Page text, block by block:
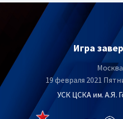
Игра
Москва
19 февраля 2021
УСК ЦСКА им. А.Я.